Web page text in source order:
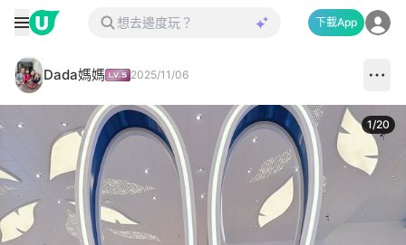
下載App
Dada媽媽 2025/11/06
1/20